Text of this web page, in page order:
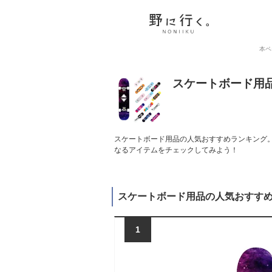
本
スケートボード用
スケートボード用品の人気おすすめランキン
なるアイテムをチェックしてみよう！
スケートボード用品の人気おすす
1